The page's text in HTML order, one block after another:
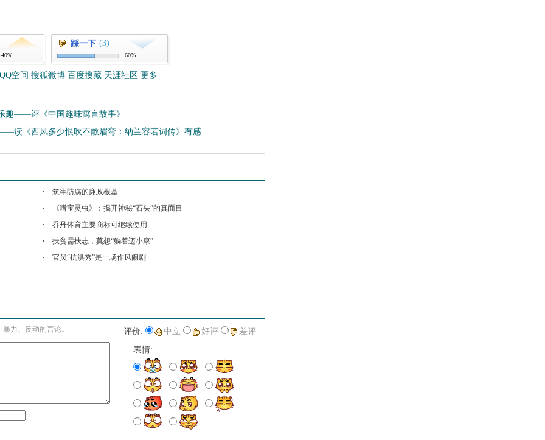
40%
踩一下 (3)
60%
QQ空间 搜狐微博 百度搜藏 天涯社区 更多
趣——评《中国趣味寓言故事》
读《西风多少恨吹不散眉弯：纳兰容若词传》有感
筑牢防腐的廉政根基
《嗜宝灵虫》：揭开神秘“石头”的真面目
乔丹体育主要商标可继续使用
扶贫需扶志，莫想“躺着迈小康”
官员“抗洪秀”是一场作风闹剧
力、反动的言论。 评价: 中立 好评
差评
表情: